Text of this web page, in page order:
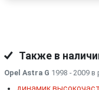
Также в
Opel Astra G 1998 - 2009 в
динамик